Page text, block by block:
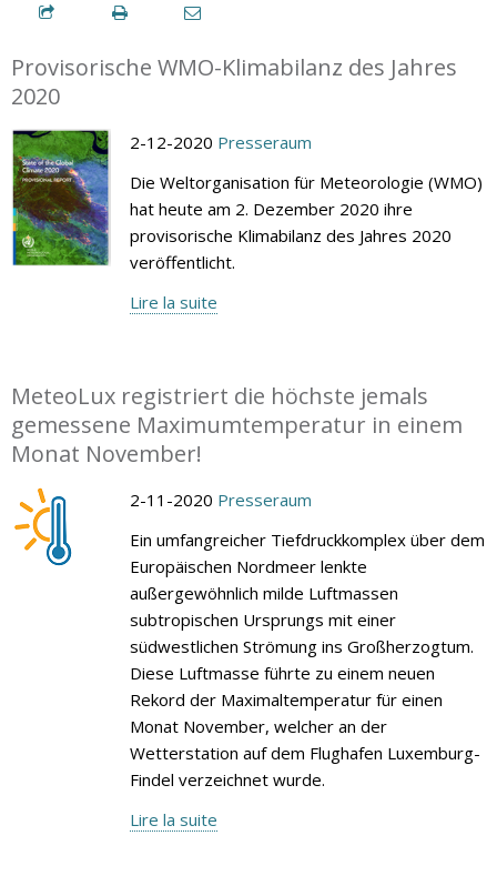
Provisorische WMO-Klimabilanz des Jahres
2020
2-12-2020 Presseraum
Die Weltorganisation für Meteorologie (WMO)
hat heute am 2. Dezember 2020 ihre
provisorische Klimabilanz des Jahres 2020
veröffentlicht.
Lire la suite
MeteoLux registriert die höchste jemals
gemessene Maximumtemperatur in einem
Monat November!
2-11-2020 Presseraum
Ein umfangreicher Tiefdruckkomplex über dem
Europäischen Nordmeer lenkte
außergewöhnlich milde Luftmassen
subtropischen Ursprungs mit einer
südwestlichen Strömung ins Großherzogtum.
Diese Luftmasse führte zu einem neuen
Rekord der Maximaltemperatur für einen
Monat November, welcher an der
Wetterstation auf dem Flughafen Luxemburg-
Findel verzeichnet wurde.
Lire la suite